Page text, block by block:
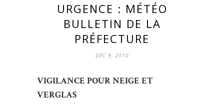
URGENCE : MÉTÉO
BULLETIN DE LA
PRÉFECTURE
DÉC 9, 2010
VIGILANCE POUR NEIGE ET
VERGLAS